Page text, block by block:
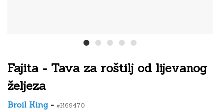
Fajita - Tava za roštilj od lijevanog
željeza
Broil King - #K69470